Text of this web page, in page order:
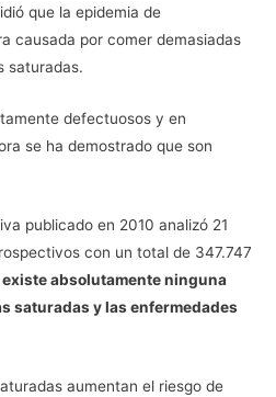
que la epidemia de
causada por comer demasiadas
saturadas.
defectuosos y en
se ha demostrado que son
publicado en 2010 analizó 21
con un total de 347.747
existe absolutamente ninguna
saturadas y las enfermedades
aumentan el riesgo de